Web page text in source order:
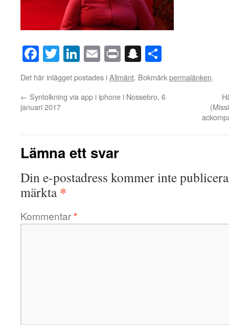
Facebook
TwitterLinkedIn
EmailPrintSnapchat
Det här inlägget postades iAllmänt. Bokmärkpermalänken.
← Syntolkning via app i iphone i Nossebro, 6
januari 2017
Lämna ett svar
Din e-postadress kommer inte
märkta*
Kommentar*